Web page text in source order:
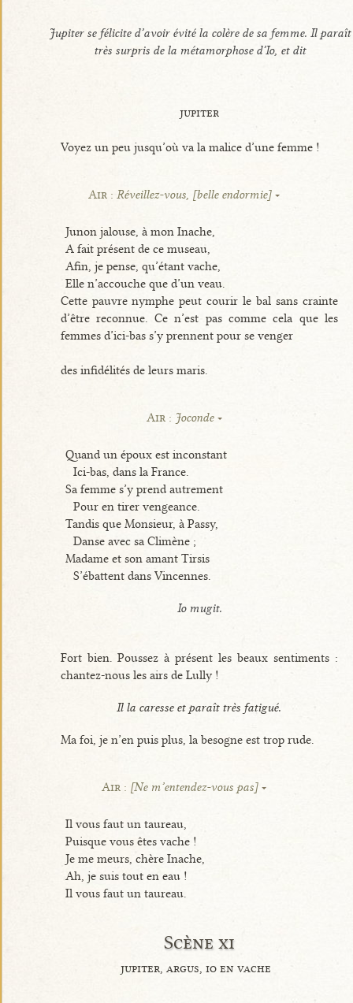
Jupiter se félicite d’avoir évité la colère de sa femme. Il paraît
très surpris de la métamorphose d’Io, et dit
jupiter
Voyez un peu jusqu’où va la malice d’une femme !
Air :Réveillez-vous, [belle endormie]
Junon jalouse, à mon Inache,
A fait présent de ce museau,
Afin, je pense, qu’étant vache,
Elle n’accouche que d’un veau.
Cette pauvre nymphe peut courir le bal sans crainte
d’être reconnue. Ce n’est pas comme cela que les
femmes d’ici-bas s’y prennent pour se venger
des infidélités de leurs maris.
Air : Joconde
Quand un époux est inconstant
Ici-bas, dans la France.
Sa femme s’y prend autrement
Pour en tirer vengeance.
Tandis que Monsieur, à Passy,
Danse avec sa Climène ;
Madame et son amant Tirsis
S’ébattent dans Vincennes.
Io mugit.
Fort bien. Poussez à présent les beaux sentiments :
chantez-nous les airs de Lully !
Il la caresse et paraît très fatigué.
Ma foi, je n’en puis plus, la besogne est trop rude.
Air : [Ne m’entendez-vous pas]
Il vous faut un taureau,
Puisque vous êtes vache !
Je me meurs, chère Inache,
Ah, je suis tout en eau !
Il vous faut un taureau.
Scène xi
jupiter, argus, io en vache